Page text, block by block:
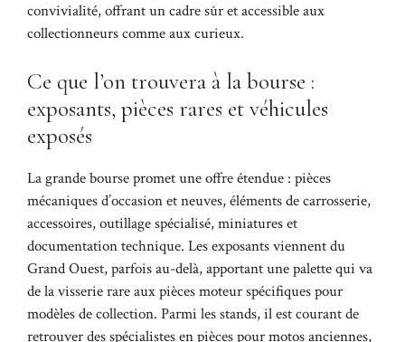
convivialité, offrant un cadre sûr et accessible aux
collectionneurs comme aux curieux.
Ce que l’on trouvera à la bourse :
exposants, pièces rares et véhicules
exposés
La grande bourse promet une offre étendue : pièces
mécaniques d’occasion et neuves, éléments de carrosserie,
accessoires, outillage spécialisé, miniatures et
documentation technique. Les exposants viennent du
Grand Ouest, parfois au-delà, apportant une palette qui va
de la visserie rare aux pièces moteur spécifiques pour
modèles de collection. Parmi les stands, il est courant de
retrouver des spécialistes en pièces pour motos anciennes,